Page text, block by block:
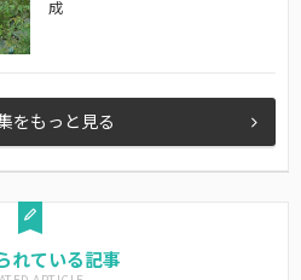
成
をもっと見る
れている記事